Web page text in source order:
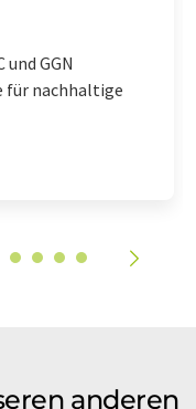
und GGN
für nachhaltige
anderen